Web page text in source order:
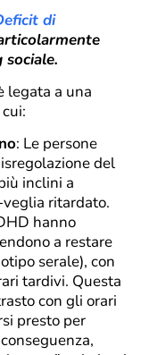
di
legata a una
: Le persone
del
inclini a
ritardato.
hanno
a restare
serale), con
tardivi. Questa
con gli orari
presto per